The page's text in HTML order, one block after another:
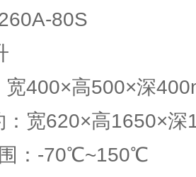
80S
宽400×高500×深
：宽620×高1650×深
：-70℃~150℃